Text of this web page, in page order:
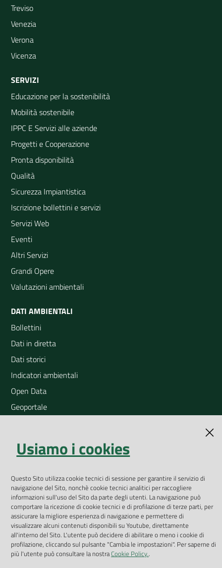
Treviso
Venezia
Verona
Vicenza
SERVIZI
Educazione per la sostenibilità
Mobilità sostenibile
IPPC E Servizi alle aziende
Progetti e Cooperazione
Pronta disponibilità
Qualità
Sicurezza Impiantistica
Iscrizione bollettini e servizi
Servizi Web
Eventi
Altri Servizi
Grandi Opere
Valutazioni ambientali
DATI AMBIENTALI
Bollettini
Dati in diretta
Dati storici
Indicatori ambientali
Open Data
Geoportale
Le Infografiche
Vai alla pagina
Dichiarazione accessibilità
Impostazioni cookie
Privacy
Usiamo i cookies
Questo Sito utilizza cookie tecnici di sessione per garantire il servizio di
navigazione del Sito, nonchè cookie tecnici analitici per raccogliere
informazioni sull'uso del Sito da parte degli utenti. La navigazione può
comportare la ricezione di cookie tecnici e di profilazione di terze parti, per
assicurare la migliore esperienza di navigazione e permettere di
visualizzare alcuni contenuti disponibili su Youtube, direttamente
all'interno del Sito. L'utente può decidere di abilitare o meno i cookie di
profilazione, cliccando sul pulsante "Cambia le impostazioni". Per saperne di
più l'utente può consultare la nostraCookie Policy..